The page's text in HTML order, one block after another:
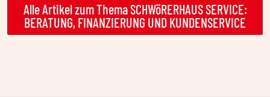
Alle Artikel zum Thema SCHWöRERHAUS SERVICE:
BERATUNG, FINANZIERUNG UND KUNDENSERVICE